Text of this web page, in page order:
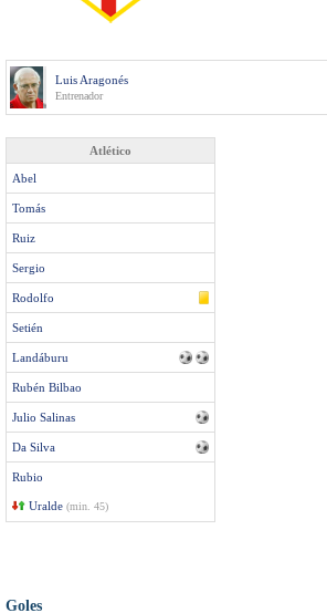
Luis Aragonés
Entrenador
Atlético
Abel
Tomás
Ruiz
Sergio
Rodolfo
Setién
Landáburu
Rubén Bilbao
Julio Salinas
Da Silva
Rubio
Uralde (min. 45)
Goles